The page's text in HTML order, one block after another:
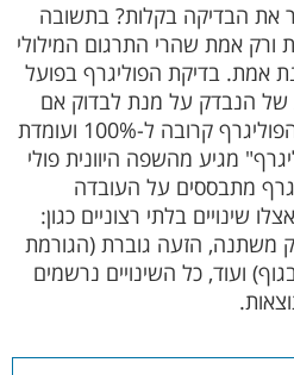
את הבדיקה בקלות? בתשובה
ורק אמת שהרי התרגום המילולי
אמת. בדיקת הפוליגרף בפועל
של הנבדק על מנת לבדוק אם
דובר שקר או אמת. אמינות הפוליגרף קרובה ל-100% ועומדת
מגיע מהשפה היוונית פולי
מתבססים על העובדה
שינויים בלתי רצוניים כגון:
משתנה, הזעה גוברת (הגורמת
ועוד, כל השינויים נרשמים